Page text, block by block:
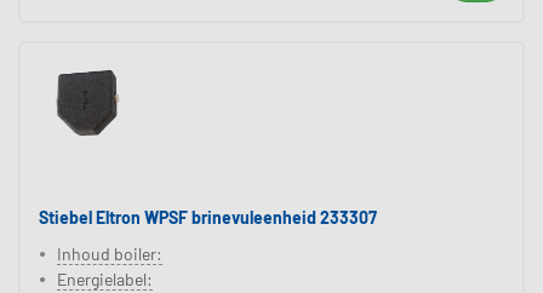
Stiebel Eltron WPSF brinevuleenheid 233307
Inhoud boiler:
Energielabel: